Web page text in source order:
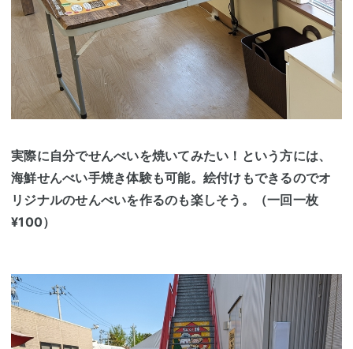
実際に自分でせんべいを焼いてみたい！という方には、
海鮮せんべい手焼き体験も可能。絵付けもできるのでオ
リジナルのせんべいを作るのも楽しそう。（一回一枚
¥100）